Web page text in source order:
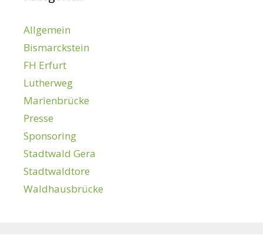
Allgemein
Bismarckstein
FH Erfurt
Lutherweg
Marienbrücke
Presse
Sponsoring
Stadtwald Gera
Stadtwaldtore
Waldhausbrücke